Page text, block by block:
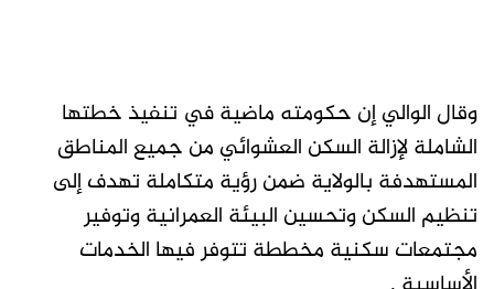
وقال الوالي إن حكومته ماضية في تنفيذ خطتها
الشاملة لإزالة السكن العشوائي من جميع المناطق
المستهدفة بالولاية ضمن رؤية متكاملة تهدف إلى
تنظيم السكن وتحسين البيئة العمرانية وتوفير
مجتمعات سكنية مخططة تتوفر فيها الخدمات